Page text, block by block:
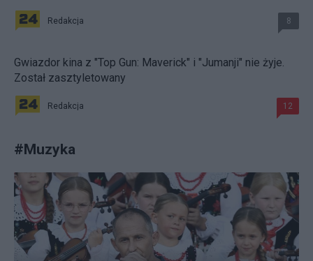
Redakcja 8
Gwiazdor kina z "Top Gun: Maverick" i "Jumanji" nie żyje.
Został zasztyletowany
Redakcja 12
#Muzyka